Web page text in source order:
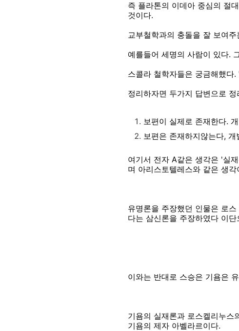
즉 플라톤의 이데아 중심의 절
것이다.
교부철학과의 충돌을 잘 보여
예를들어 세명의 사람이 있다.
스콜라 철학자들은 궁금해했다
정리하자면 두가지 답변으로 정
보편이 실제로 존재한다.
보편은 존재하지않는다,
여기서 전자 A같은 생각은 '실
며 아리스토텔레스와 같은 생각
유명론을 주장했던 인물은 로
다는 삼신론을 주장하였다 이
이와는 반대로 스승은 기욤은
기욤의 실재론과 로스켈리누스
기욤의 제자 아벨라르이다.